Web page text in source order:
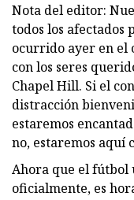
Nota del editor:
todos los afectados
ocurrido ayer en el
con los seres
Chapel Hill. Si el
distracción
estaremos
no, estaremos aquí
Ahora que el
oficialmente, es